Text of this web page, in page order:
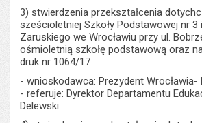
3) stwierdzenia przekształcenia
sześcioletniej Szkoły Podstawowej nr 3
Zaruskiego we Wrocławiu przy ul.
ośmioletnią szkołę podstawową oraz
druk nr 1064/17
- wnioskodawca: Prezydent Wrocławia-
- referuje: Dyrektor Departamentu
Delewski